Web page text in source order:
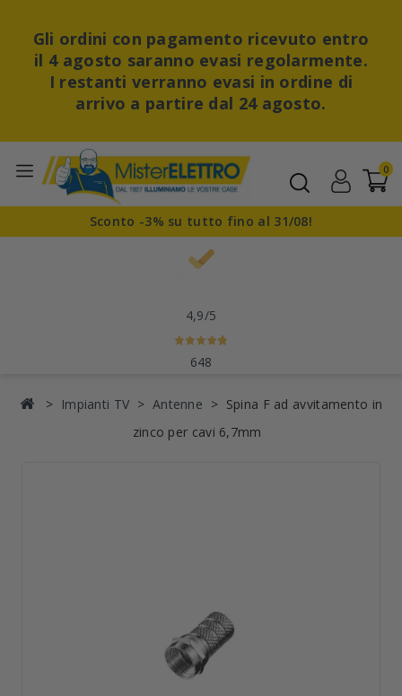
Gli ordini con pagamento ricevuto entro
il 4 agosto saranno evasi regolarmente.
I restanti verranno evasi in ordine di
arrivo a partire dal 24 agosto.
0
Sconto -3% su tutto fino al 31/08!
4,9/5
648
Impianti TV Antenne
Spina F ad avvitamento in
zinco per cavi 6,7mm